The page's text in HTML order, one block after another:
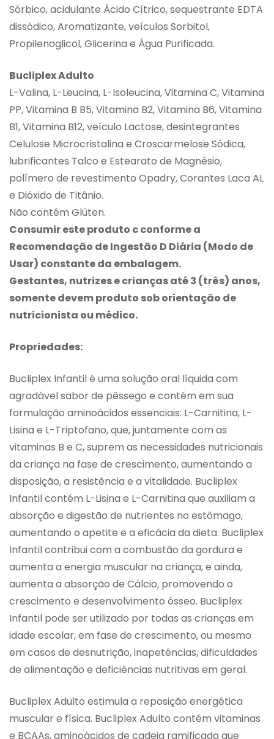
Sórbico, acidulante Ácido Cítrico, sequestrante EDTA
dissódico, Aromatizante, veículos Sorbitol,
Propilenoglicol, Glicerina e Água Purificada.
Bucliplex Adulto
L-Valina, L-Leucina, L-Isoleucina, Vitamina C, Vitamina
PP, Vitamina B B5, Vitamina B2, Vitamina B6, Vitamina
B1, Vitamina B12, veículo Lactose, desintegrantes
Celulose Microcristalina e Croscarmelose Sódica,
lubrificantes Talco e Estearato de Magnésio,
polímero de revestimento Opadry, Corantes Laca AL
e Dióxido de Titânio.
Não contém Glúten.
Consumir este produto c conforme a
Recomendação de Ingestão D Diária (Modo de
Usar) constante da embalagem.
Gestantes, nutrizes e crianças até 3 (três) anos,
somente devem produto sob orientação de
nutricionista ou médico.
Propriedades:
Bucliplex Infantil é uma solução oral líquida com
agradável sabor de pêssego e contém em sua
formulação aminoácidos essenciais: L-Carnitina, L-
Lisina e L-Triptofano, que, juntamente com as
vitaminas B e C, suprem as necessidades nutricionais
da criança na fase de crescimento, aumentando a
disposição, a resistência e a vitalidade. Bucliplex
Infantil contém L-Lisina e L-Carnitina que auxiliam a
absorção e digestão de nutrientes no estômago,
aumentando o apetite e a eficácia da dieta. Bucliplex
Infantil contribui com a combustão da gordura e
aumenta a energia muscular na criança, e ainda,
aumenta a absorção de Cálcio, promovendo o
crescimento e desenvolvimento ósseo. Bucliplex
Infantil pode ser utilizado por todas as crianças em
idade escolar, em fase de crescimento, ou mesmo
em casos de desnutrição, inapetências, dificuldades
de alimentação e deficiências nutritivas em geral.
Bucliplex Adulto estimula a reposição energética
muscular e física. Bucliplex Adulto contém vitaminas
e BCAAs, aminoácidos de cadeia ramificada que